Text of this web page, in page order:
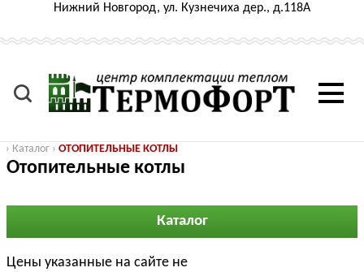
Нижний Новгород, ул. Кузнечиха дер., д.118А
› Каталог › ОТОПИТЕЛЬНЫЕ КОТЛЫ
Отопительные котлы
Каталог
Цены указанные на сайте не